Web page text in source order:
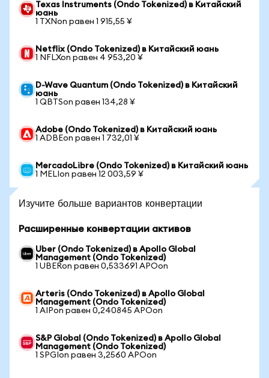
Texas Instruments (Ondo Tokenized) в Китайский
юань
1 TXNon равен 1 915,55 ¥
Netflix (Ondo Tokenized) в Китайский юань
1 NFLXon равен 4 953,20 ¥
D-Wave Quantum (Ondo Tokenized) в Китайский
юань
1 QBTSon равен 134,28 ¥
Adobe (Ondo Tokenized) в Китайский юань
1 ADBEon равен 1 732,01 ¥
MercadoLibre (Ondo Tokenized) в Китайский юань
1 MELIon равен 12 003,59 ¥
Изучите больше вариантов конвертации
Расширенные конвертации активов
Uber (Ondo Tokenized) в Apollo Global
Management (Ondo Tokenized)
1 UBERon равен 0,533691 APOon
Arteris (Ondo Tokenized) в Apollo Global
Management (Ondo Tokenized)
1 AIPon равен 0,240845 APOon
S&P Global (Ondo Tokenized) в Apollo Global
Management (Ondo Tokenized)
1 SPGIon равен 3,2560 APOon